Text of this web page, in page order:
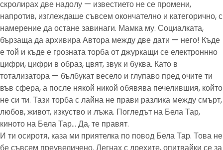
скролирах две надолу — известието не се промени,
напротив, изглеждаше съвсем окончателно и категорично, с
намерение да остане завинаги. Мамка му. Социалката,
бързаща да архивира Автора между две дати — него! Къде
е той и къде е грозната торба от джуркащи се електроннно
цифри, цифри в образ, цвят, звук и буква. Като в
тотализатора — бълбукат весело и глупаво пред очите ти
във сфера, а после някой никой обявява печелившия, който
не си ти. Тази торба с лайна не прави разлика между смърт,
любов, живот, изкуство и лъжа. Погледът на Бела Тар,
киното на Бела Тар… Да, те правят.
И ти осиротя, каза ми приятелка по повод Бела Тар. Това не